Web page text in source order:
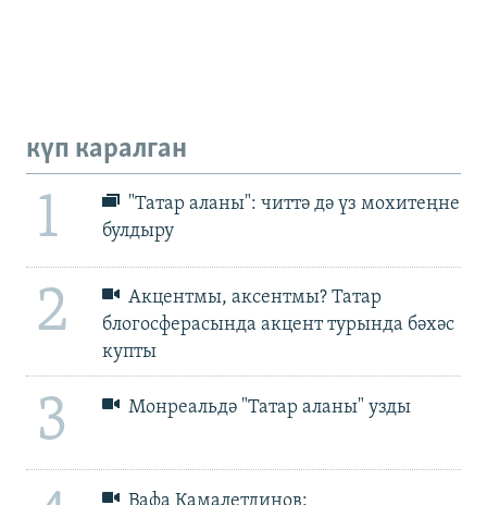
күп каралган
1
"Татар аланы": читтә дә үз мохитеңне
булдыру
2
Акцентмы, аксентмы? Татар
блогосферасында акцент турында бәхәс
купты
3 Монреальдә "Татар аланы" узды